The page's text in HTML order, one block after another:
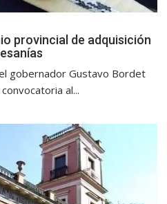
provincial de adquisición
gobernador Gustavo Bordet
al...